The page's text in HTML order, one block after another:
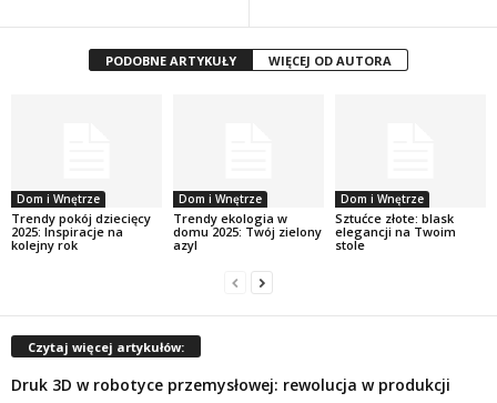
PODOBNE ARTYKUŁY WIĘCEJ OD AUTORA
Dom i Wnętrze
Trendy pokój dziecięcy
2025: Inspiracje na
kolejny rok
Dom i Wnętrze
Trendy ekologia w
domu 2025: Twój zielony
azyl
Dom i Wnętrze
Sztućce złote: blask
elegancji na Twoim
stole
Czytaj więcej artykułów:
Druk 3D w robotyce przemysłowej: rewolucja w produkcji